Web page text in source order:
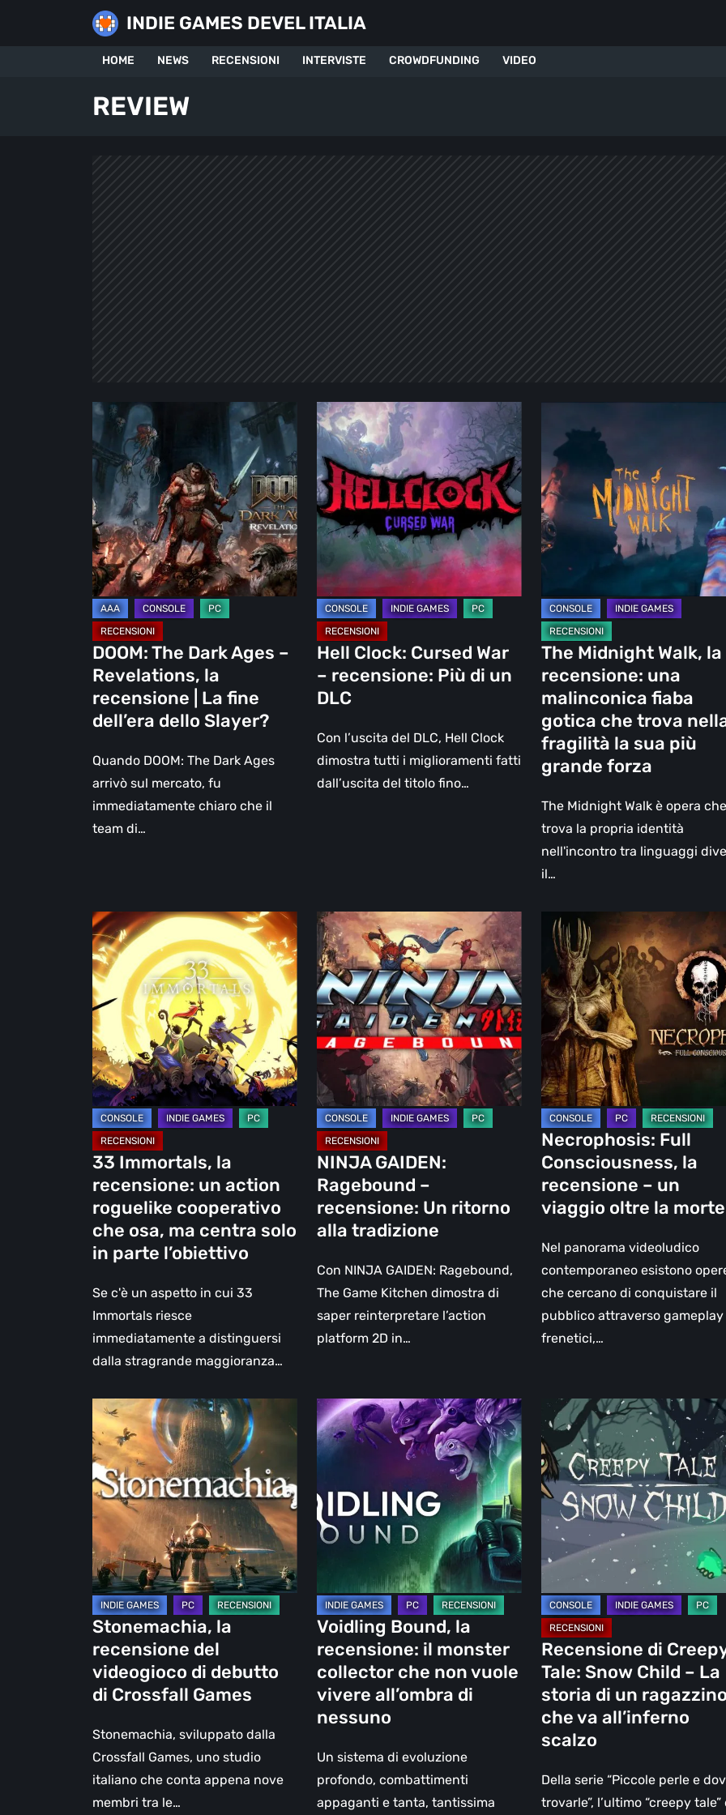
INDIE GAMES DEVEL ITALIA
HOME NEWS RECENSIONI INTERVISTE CROWDFUNDING VIDEO
REVIEW
DOOM:
Dark
Ages
–
Revelations,
la
recensione
|
La
fine
dell’era
dello
Slayer?
DOOM: The Dark Ages –
Revelations, la
recensione | La fine
dell’era dello Slayer?
Quando DOOM: The Dark Ages
arrivò sul mercato, fu
immediatamente chiaro che il
team di…
Hell
Clock:
Cursed
War
–
recensione:
Più
di
un
DLC
Hell Clock: Cursed War
– recensione: Più di un
DLC
Con l’uscita del DLC, Hell Clock
dimostra tutti i miglioramenti fatti
dall’uscita del titolo fino…
Midnight
Walk,
la
recensione:
una
malinconica
fiaba
gotica
che
trova
nella
fragilità
la
sua
più
grande
forza
The Midnight Walk, la
recensione: una
malinconica fiaba
gotica che trova
fragilità la sua più
grande forza
The Midnight Walk è opera che
trova la propria identità
nell'incontro tra linguaggi
il…
33
Immortals,
la
recensione:
un
action
roguelike
cooperativo
che
osa,
ma
centra
solo
in
parte
l’obiettivo
33 Immortals, la
recensione: un action
roguelike cooperativo
che osa, ma centra solo
in parte l’obiettivo
Se c'è un aspetto in cui 33
Immortals riesce
immediatamente a distinguersi
dalla stragrande maggioranza…
NINJA
GAIDEN:
Ragebound
–
recensione:
Un
ritorno
alla
tradizione
NINJA GAIDEN:
Ragebound –
recensione: Un ritorno
alla tradizione
Con NINJA GAIDEN: Ragebound,
The Game Kitchen dimostra di
saper reinterpretare l’action
platform 2D in…
Necrophosis:
Full
Consciousness,
la
recensione
–
un
viaggio
oltre
la
morte
Necrophosis: Full
Consciousness, la
recensione – un
viaggio oltre la morte
Nel panorama videoludico
contemporaneo esistono
che cercano di conquistare il
pubblico attraverso gameplay
frenetici,…
Stonemachia,
la
recensione
del
videogioco
di
debutto
di
Crossfall
Games
Stonemachia, la
recensione del
videogioco di debutto
di Crossfall Games
Stonemachia, sviluppato dalla
Crossfall Games, uno studio
italiano che conta appena nove
membri tra le…
Voidling
Bound,
la
il
monster
collector
non
vuole
vivere
all’ombra
di
nessuno
Voidling Bound, la
recensione: il monster
collector che non vuole
vivere all’ombra di
nessuno
Un sistema di evoluzione
profondo, combattimenti
appaganti e tanta, tantissima
Recensione
di
Creepy
Tale:
Snow
Child
La
storia
di
un
ragazzino
che
va
all’inferno
scalzo
Recensione di
Tale: Snow Child – La
storia di un
che va all’inferno
scalzo
Della serie “Piccole perle e
trovarle”, l’ultimo “creepy tale”